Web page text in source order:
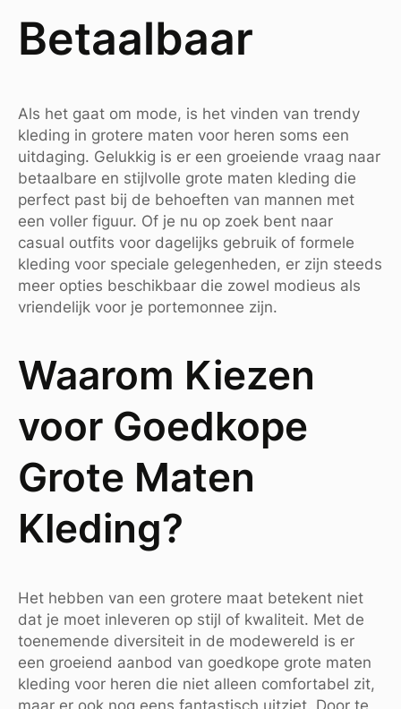
Betaalbaar
Als het gaat om mode, is het vinden van trendy
kleding in grotere maten voor heren soms een
uitdaging. Gelukkig is er een groeiende vraag naar
betaalbare en stijlvolle grote maten kleding die
perfect past bij de behoeften van mannen met
een voller figuur. Of je nu op zoek bent naar
casual outfits voor dagelijks gebruik of formele
kleding voor speciale gelegenheden, er zijn steeds
meer opties beschikbaar die zowel modieus als
vriendelijk voor je portemonnee zijn.
Waarom Kiezen
voor Goedkope
Grote Maten
Kleding?
Het hebben van een grotere maat betekent niet
dat je moet inleveren op stijl of kwaliteit. Met de
toenemende diversiteit in de modewereld is er
een groeiend aanbod van goedkope grote maten
kleding voor heren die niet alleen comfortabel zit,
maar er ook nog eens fantastisch uitziet. Door te